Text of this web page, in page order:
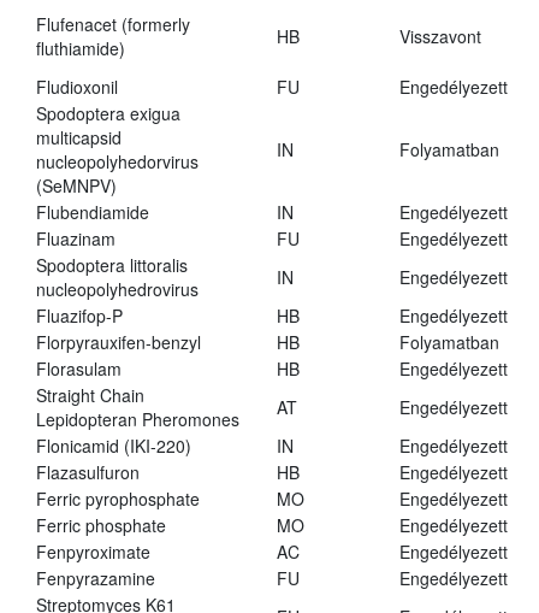
Flufenacet (formerly
fluthiamide)
HB Visszavont
Fludioxonil FU
Engedélyezett
Spodoptera exigua
multicapsid
nucleopolyhedorvirus
(SeMNPV)
IN Folyamatban
Flubendiamide IN
Engedélyezett
Fluazinam
FU
Engedélyezett
Spodoptera littoralis
nucleopolyhedrovirus
IN
Engedélyezett
Fluazifop-P
HB
Engedélyezett
Florpyrauxifen-benzyl
HB
Folyamatban
Florasulam
HB
Engedélyezett
Straight Chain
Lepidopteran Pheromones
AT
Engedélyezett
Flonicamid (IKI-220)
IN
Engedélyezett
Flazasulfuron
HB
Engedélyezett
Ferric pyrophosphate
MO
Engedélyezett
Ferric phosphate
MO
Engedélyezett
Fenpyroximate
AC
Engedélyezett
Fenpyrazamine
FU
Engedélyezett
Streptomyces K61